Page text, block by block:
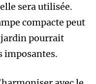
sera utilisée.
compacte peut
jardin pourrait
imposantes.